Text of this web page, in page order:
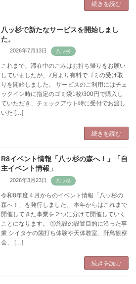
続きを読む
八ッ杉で新たなサービスを開始しまし
た。
2026年7月13日
これまで、滞在中のごみはお持ち帰りをお願い
していましたが、7月より有料でゴミの受け取
りを開始しました。 サービスのご利用にはチェ
ックイン時に指定のゴミ袋1枚/300円で購入し
ていただき、チェックアウト時に受付でお渡し
いた […]
続きを読む
R8イベント情報「八ッ杉の森へ！」「自
主イベント情報」
2026年3月23日
令和8年度４月からのイベント情報「八ッ杉の
森へ！」を発行しました。 本年からはこれまで
開催してきた事業を２つに分けて開催していく
ことになります。 ①施設の設置目的に沿った事
業 シイタケの菌打ち体験や天体教室、野鳥観察
会、 […]
続きを読む